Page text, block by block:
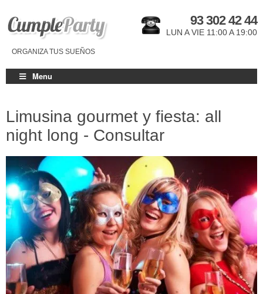
ORGANIZA TUS SUEÑOS
93 302 42 44
LUN A VIE 11:00 A 19:00
Menu
Limusina gourmet y fiesta: all
night long - Consultar